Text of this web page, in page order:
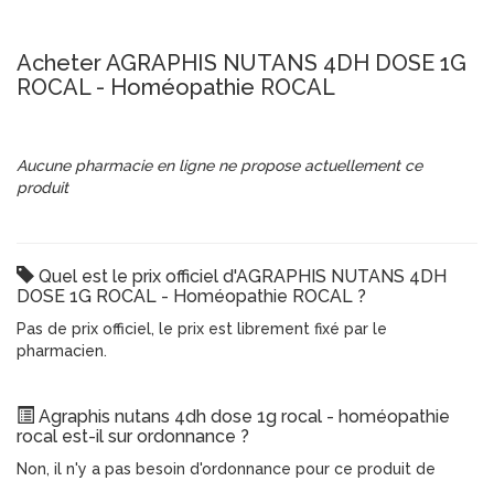
Acheter AGRAPHIS NUTANS 4DH DOSE 1G
ROCAL - Homéopathie ROCAL
Aucune pharmacie en ligne ne propose actuellement ce
produit
Quel est le prix officiel d'AGRAPHIS NUTANS 4DH
DOSE 1G ROCAL - Homéopathie ROCAL ?
Pas de prix officiel, le prix est librement fixé par le
pharmacien.
Agraphis nutans 4dh dose 1g rocal - homéopathie
rocal est-il sur ordonnance ?
Non, il n'y a pas besoin d'ordonnance pour ce produit de